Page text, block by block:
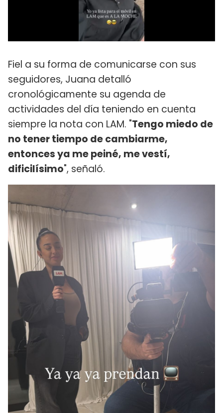
Fiel a su forma de comunicarse con sus
seguidores, Juana detalló
cronológicamente su agenda de
actividades del día teniendo en cuenta
siempre la nota con LAM. "Tengo miedo de
no tener tiempo de cambiarme,
entonces ya me peiné, me vestí,
dificilísimo", señaló.